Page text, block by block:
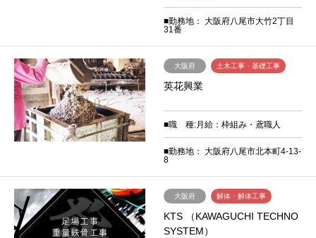
■勤務地： 大阪府八尾市大竹2丁目
31番
大阪府 土木工事・基礎工事
英花興業
■職 種:月給：枠組み・鳶職人
■勤務地： 大阪府八尾市北本町4-13-
8
大阪府 解体・解体工事
KTS （KAWAGUCHI TECHNO
SYSTEM）